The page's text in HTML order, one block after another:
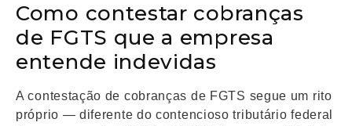
Como contestar cobranças
de FGTS que a empresa
entende indevidas
A contestação de cobranças de FGTS segue um rito
próprio — diferente do contencioso tributário federal